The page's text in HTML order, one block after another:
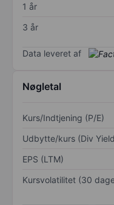
1 år
3 år
Data leveret af
Nøgletal
Kurs/Indtjening (P/E)
Udbytte/kurs (Div
EPS (LTM)
Kursvolatilitet (30